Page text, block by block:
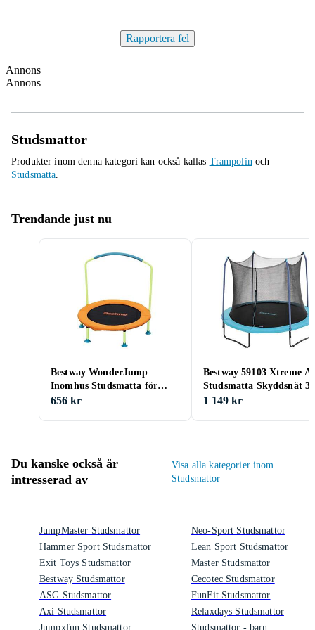
Rapportera fel
Annons
Annons
Studsmattor
Produkter inom denna kategori kan också kallas Trampolinoch
Studsmatta.
Trendande just nu
Bestway WonderJump
Inomhus Studsmatta för
Barn 91cm
656 kr
Bestway 59103 Xtreme
Studsmatta Skyddsnät
1 149 kr
Du kanske också är
intresserad av
Visa alla kategorier inom
Studsmattor
JumpMaster Studsmattor
Hammer Sport Studsmattor
Exit Toys Studsmattor
Bestway Studsmattor
ASG Studsmattor
Axi Studsmattor
Jumpxfun Studsmattor
Neo-Sport Studsmattor
Lean Sport Studsmattor
Master Studsmattor
Cecotec Studsmattor
FunFit Studsmattor
Relaxdays Studsmattor
Studsmattor - barn